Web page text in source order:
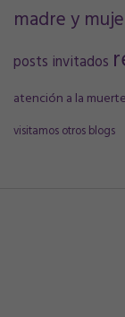
madre y
posts invitados
atención a la
visitamos otros blogs